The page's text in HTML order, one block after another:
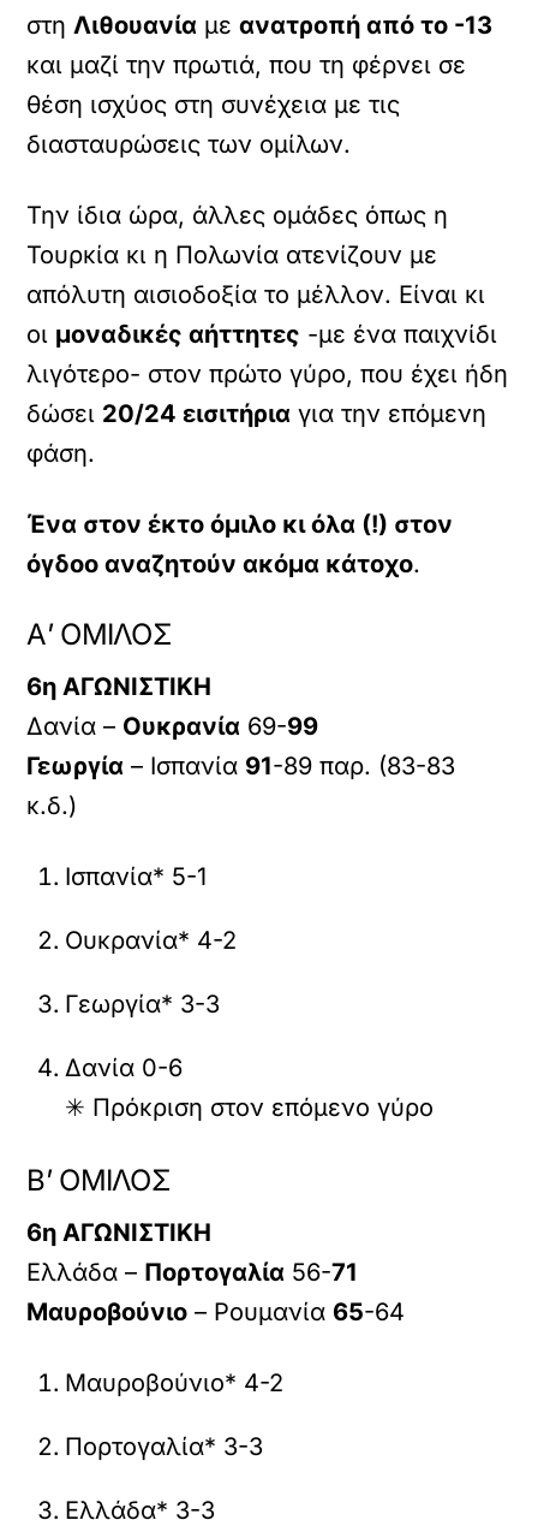
στηΛιθουανία μεανατροπή από το -13
και μαζί την πρωτιά, που τη φέρνει σε
θέση ισχύος στη συνέχεια με τις
διασταυρώσεις των ομίλων.
Την ίδια ώρα, άλλες ομάδες όπως η
Τουρκία κι η Πολωνία ατενίζουν με
απόλυτη αισιοδοξία το μέλλον. Είναι κι
οι μοναδικές αήττητες -με ένα παιχνίδι
λιγότερο- στον πρώτο γύρο, που έχει ήδη
δώσει 20/24 εισιτήρια για την επόμενη
φάση.
Ένα στον έκτο όμιλο κι όλα (!) στον
όγδοο αναζητούν ακόμα κάτοχο.
Α’ ΟΜΙΛΟΣ
6η ΑΓΩΝΙΣΤΙΚΗ
Δανία – Ουκρανία 69-99
Γεωργία – Ισπανία 91-89 παρ. (83-83
κ.δ.)
Ισπανία* 5-1
Ουκρανία* 4-2
Γεωργία* 3-3
Δανία 0-6
✳ Πρόκριση στον επόμενο γύρο
Β’ ΟΜΙΛΟΣ
6η ΑΓΩΝΙΣΤΙΚΗ
Ελλάδα – Πορτογαλία 56-71
Μαυροβούνιο – Ρουμανία 65-64
Μαυροβούνιο* 4-2
Πορτογαλία* 3-3
Ελλάδα* 3-3